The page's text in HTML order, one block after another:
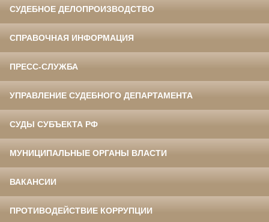
СУДЕБНОЕ ДЕЛОПРОИЗВОДСТВО
СПРАВОЧНАЯ ИНФОРМАЦИЯ
ПРЕСС-СЛУЖБА
УПРАВЛЕНИЕ СУДЕБНОГО ДЕПАРТАМЕНТА
СУДЫ СУБЪЕКТА РФ
МУНИЦИПАЛЬНЫЕ ОРГАНЫ ВЛАСТИ
ВАКАНСИИ
ПРОТИВОДЕЙСТВИЕ КОРРУПЦИИ